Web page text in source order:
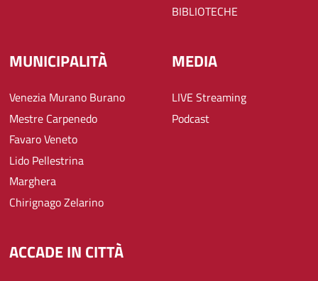
BIBLIOTECHE
MUNICIPALITÀ
Venezia Murano Burano
Mestre Carpenedo
Favaro Veneto
Lido Pellestrina
Marghera
Chirignago Zelarino
MEDIA
LIVE Streaming
Podcast
ACCADE IN CITTÀ